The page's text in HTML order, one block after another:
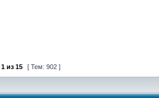
1из 15 [ Тем: 902 ]